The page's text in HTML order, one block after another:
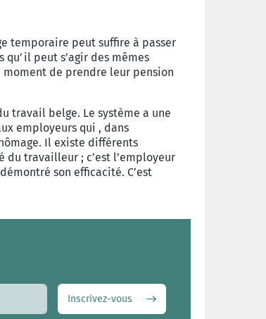
temporaire peut suffire à passer
peut s’agir des mêmes
de prendre leur pension
travail belge. Le système a une
employeurs qui , dans
Il existe différents
du travailleur ; c’est l’employeur
son efficacité. C’est
Inscrivez-vous